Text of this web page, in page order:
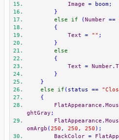
Image
= boom ;
}
else
if (Number ==
{
Text
= "" ;
}
else
{
Text
= Number.
}
}
else
if ( status ==
{
FlatAppearance .
ghtGray ;
FlatAppearance .
omArgb (250 , 250 , 250 );
BackColor =